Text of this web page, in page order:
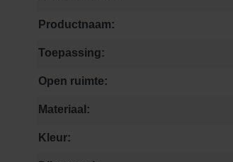
Productnaam:
Toepassing:
Open ruimte:
Materiaal:
Kleur: